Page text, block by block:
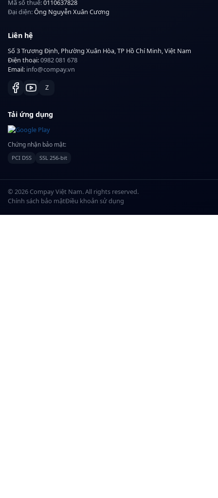
Mã số thuế:0110637828
Đại diện:Ông Nguyễn Xuân Cương
Liên hệ
Số 3 Trương Định, Phường Xuân Hòa, TP Hồ Chí Minh, Việt Nam
Điện thoại:0982 081 678
Email: info@compay.vn
Z
Tải ứng dụng
Chứng nhận bảo mật:
PCI DSS SSL 256-bit
© 2026 Compay Việt Nam. All rights reserved.
Chính sách bảo mậtĐiều khoản sử dụng